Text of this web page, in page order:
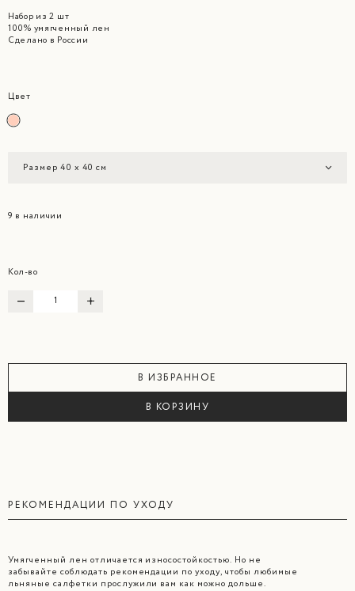
Набор из 2 шт
100% умягченный лен
Сделано в России
Цвет
Размер 40 х 40 см
9 в наличии
Кол-во
В ИЗБРАННОЕ
В КОРЗИНУ
РЕКОМЕНДАЦИИ ПО УХОДУ
Умягченный лен отличается износостойкостью. Но не
забывайте соблюдать рекомендации по уходу, чтобы любимые
льняные салфетки прослужили вам как можно дольше.